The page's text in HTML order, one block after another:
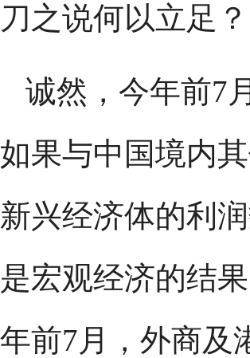
刀之说何以立足？
诚然，今年前7
如果与中国境内
新兴经济体的利
是宏观经济的结
年前7月，外商及